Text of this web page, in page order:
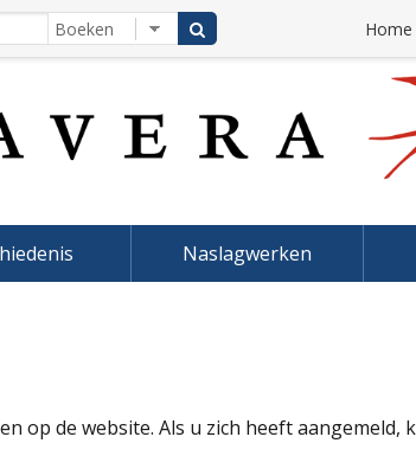
Home
Naslagwerken
op de website. Als u zich heeft aangemeld,